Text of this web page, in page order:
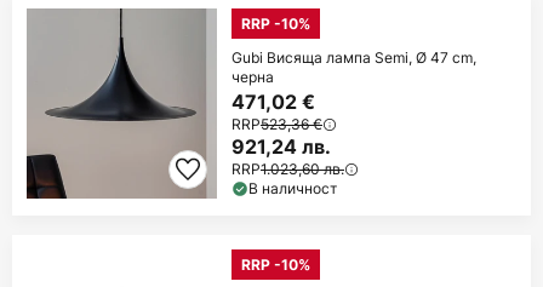
RRP -10%
Gubi Висяща лампа Semi, Ø 47 cm,
черна
471,02 €
RRP523,36 €
921,24 лв.
RRP1.023,60 лв.
В наличност
RRP -10%